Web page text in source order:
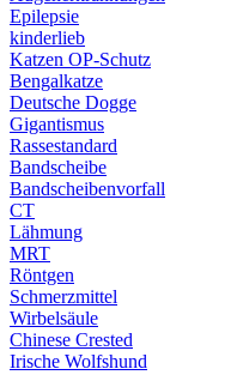
Epilepsie
kinderlieb
Katzen OP-Schutz
Bengalkatze
Deutsche Dogge
Gigantismus
Rassestandard
Bandscheibe
Bandscheibenvorfall
CT
Lähmung
MRT
Röntgen
Schmerzmittel
Wirbelsäule
Chinese Crested
Irische Wolfshund